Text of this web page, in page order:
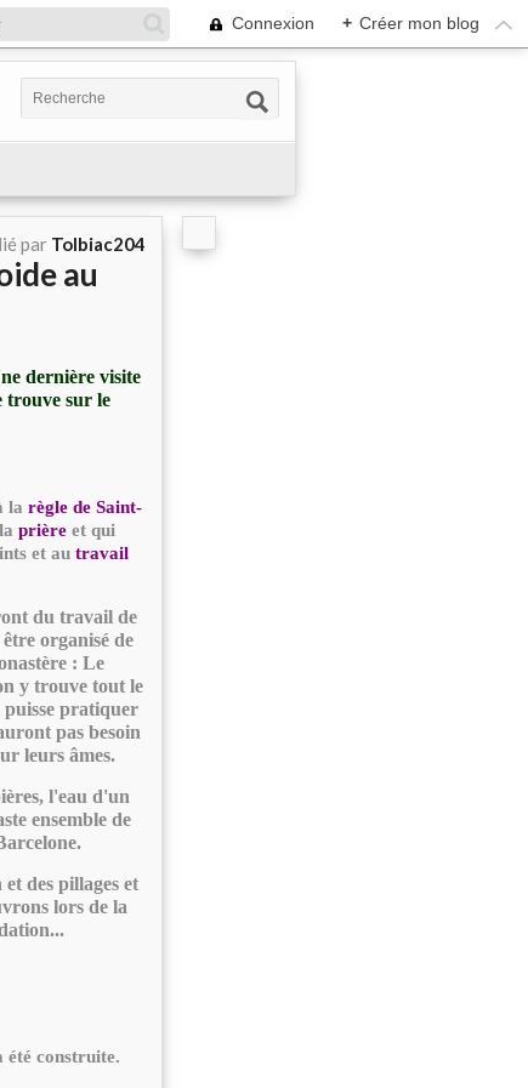
Connexion + Créer mon blog
par Tolbiac204
au
dernière visite
trouve sur le
la règle de Saint-
prièreet qui
et au travail
du travail de
organisé de
: Le
y trouve tout le
puisse pratiquer
pas besoin
leurs âmes.
l'eau d'un
ensemble de
des pillages et
lors de la
été construite.